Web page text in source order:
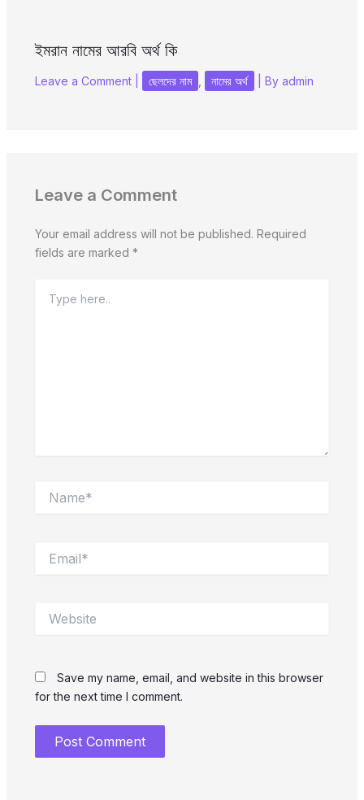
ইমরান নামের আরবি অর্থ কি
Leave a Comment ছেলদের নাম নামের অর্থ | By admin
Leave a Comment
Your email address will not be published. Required
fields are marked *
here..
Save my name, email, and website in this browser
for the next time I comment.